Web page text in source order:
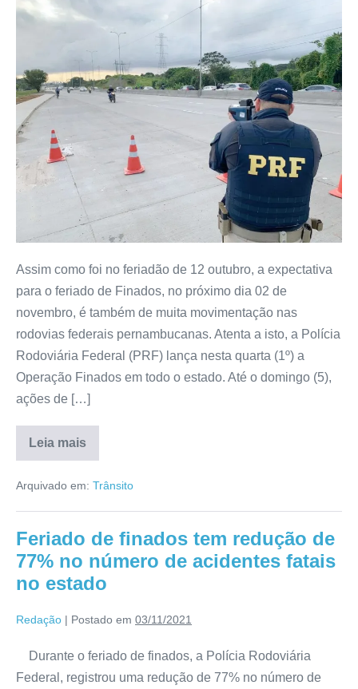
Assim como foi no feriadão de 12 outubro, a expectativa
para o feriado de Finados, no próximo dia 02 de
novembro, é também de muita movimentação nas
rodovias federais pernambucanas. Atenta a isto, a Polícia
Rodoviária Federal (PRF) lança nesta quarta (1º) a
Operação Finados em todo o estado. Até o domingo (5),
ações de […]
Leia mais
Arquivado em: Trânsito
Feriado de finados tem redução de
77% no número de acidentes fatais
no estado
Redação | Postado em 03/11/2021
Durante o feriado de finados, a Polícia Rodoviária
Federal, registrou uma redução de 77% no número de